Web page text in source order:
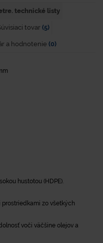
technické listy
tovar (5)
a hodnotenie (0)
hustotou (HDPE).
zo všetkých
voči väčšine olejov a